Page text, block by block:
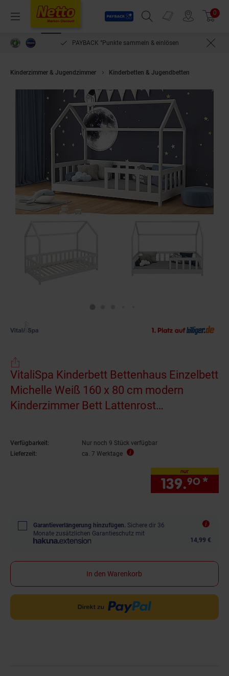
Menü
Payback
Suchfeld einblenden
Prospekte 0
PAYBACK °Punkte sammeln & einlösen
Kinderzimmer & Jugendzimmer Kinderbetten & Jugendbetten
VitaliSpa Kinderbett Bettenhaus Einzelbett
Michelle Weiß 160 x 80 cm modern
Kinderzimmer Bett Lattenrost
Verfügbarkeit:
Nur noch 9 Stück verfügbar
Lieferzeit:
ca. 7 Werktage
nur
139.90 *
Garantieverlängerung hinzufügen. Sichere dir 36
Monate zusätzlichen Garantieschutz mit
14,99 €
In den Warenkorb